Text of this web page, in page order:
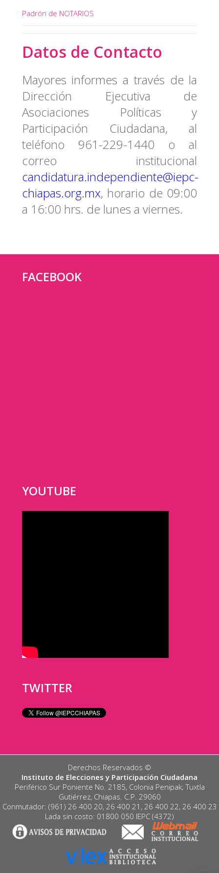
Padrón de NOTARIOS
Datos de Contacto
Mayores informes a través de la
Dirección Ejecutiva de
Asociaciones Políticas y
Participación Ciudadana, al
teléfono 961-229-1440 o al
correo institucional
candidatura.independiente@iepc-
chiapas.org.mx, horario de 09:00
a 16:00 hrs. de lunes a viernes.
FACEBOOK
YOUTUBE
TWITTER
Derechos Reservados ©️
Instituto de Elecciones y Participación Ciudadana
Periférico Sur Poniente No. 2185, Colonia Penipak; Tuxtla
Gutiérrez, Chiapas. C.P. 29060
Conmutador: (961) 26 400 20, 26 400 21, 26 400 22, 26 400 23
Lada sin costo: 01800 050 IEPC (4372)